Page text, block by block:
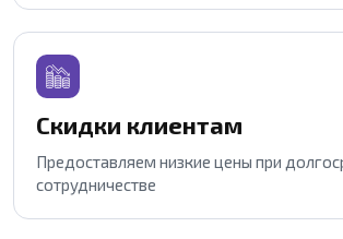
Скидки клиентам
Предоставляем низкие цены при
сотрудничестве